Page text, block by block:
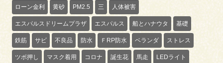
ローン金利 黄砂 PM2.5 三 人体被害
エスパルスドリームプラザ エスパルス 船とハナウタ 基礎
鉄筋 サビ 不良品 防水 ＦRP防水 ベランダ ストレス
ツボ押し マスク着用 コロナ 誕生花 馬走 LEDライト